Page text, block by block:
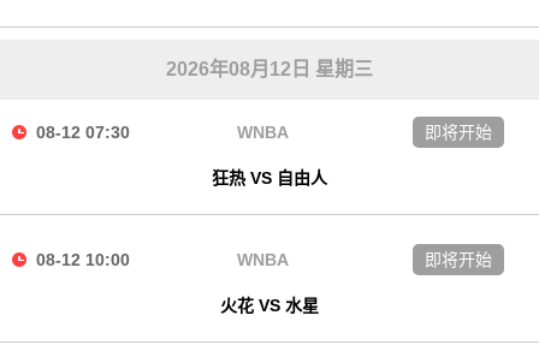
2026年08月12日 星期三
08-12 07:30 WNBA
狂热 VS 自由人
即将开始
08-12 10:00 WNBA
火花 VS 水星
即将开始